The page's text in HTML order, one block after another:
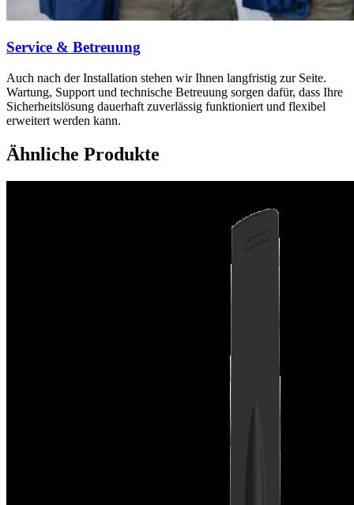
Service & Betreuung
Auch nach der Installation stehen wir Ihnen langfristig zur Seite.
Wartung, Support und technische Betreuung sorgen dafür, dass Ihre
Sicherheitslösung dauerhaft zuverlässig funktioniert und flexibel
erweitert werden kann.
Ähnliche Produkte